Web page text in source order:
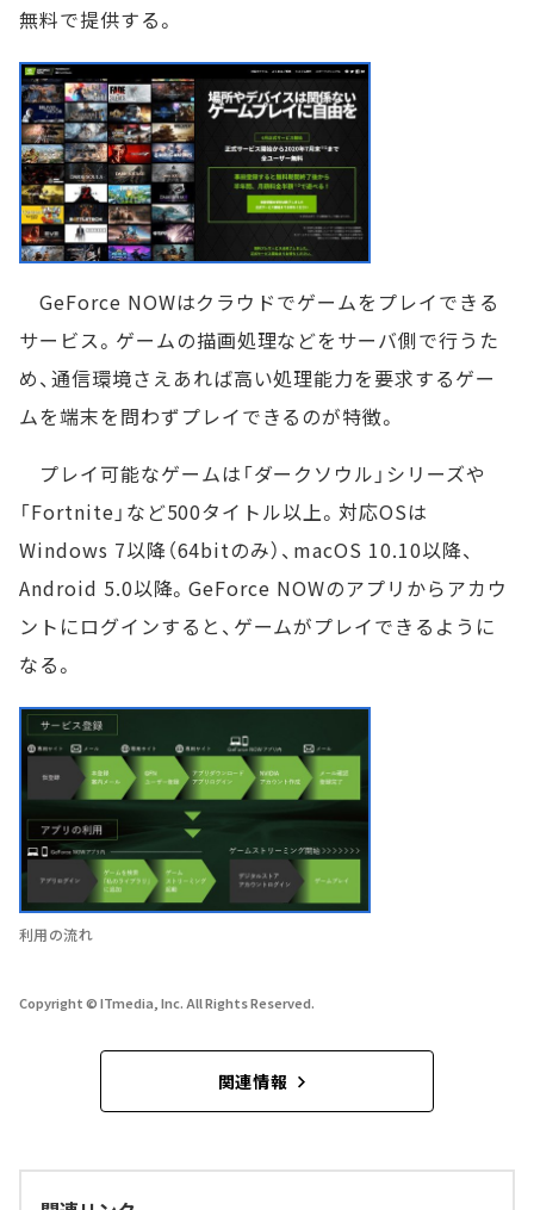
無料で提供する。
GeForce NOWはクラウドでゲームをプレイできる
サービス。ゲームの描画処理などをサーバ側で行うた
め、通信環境さえあれば高い処理能力を要求するゲー
ムを端末を問わずプレイできるのが特徴。
プレイ可能なゲームは「ダークソウル」シリーズや
「Fortnite」など500タイトル以上。対応OSは
Windows 7以降（64bitのみ）、macOS 10.10以降、
Android 5.0以降。GeForce NOWのアプリからアカウ
ントにログインすると、ゲームがプレイできるように
なる。
利用の流れ
Copyright © ITmedia, Inc. All Rights Reserved.
関連情報